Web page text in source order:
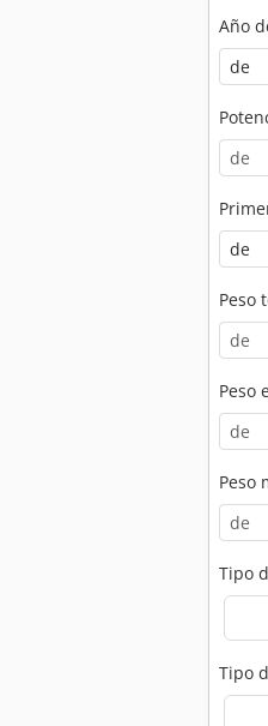
Año
Peso
Peso
Peso
Tipo
Tipo
Carretilla Elevadora